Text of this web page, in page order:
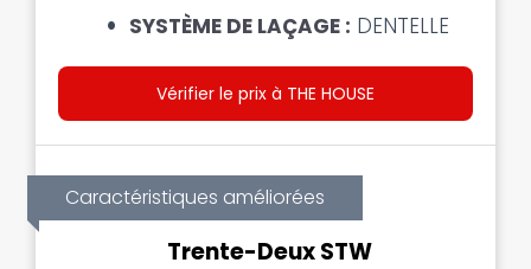
SYSTÈME DE LAÇAGE : DENTELLE
Vérifier le prix à THE HOUSE
Caractéristiques améliorées
Trente-Deux STW